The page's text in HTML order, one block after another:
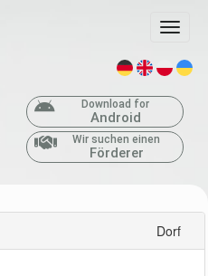
Download for
Android
Wir suchen einen
Förderer
Dorf